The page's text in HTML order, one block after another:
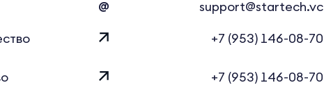
@
support@startech.vc
+7 (953) 146-08-70
+7 (953) 146-08-70